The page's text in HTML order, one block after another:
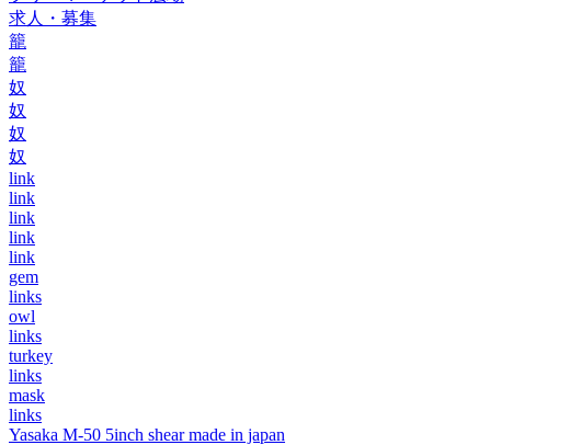
求人・募集
籠
籠
奴
奴
奴
奴
link
link
link
link
link
gem
links
owl
links
turkey
links
mask
links
Yasaka M-50 5inch shear made in japan